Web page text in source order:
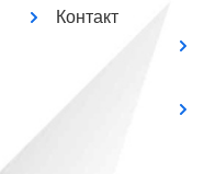
Контакт